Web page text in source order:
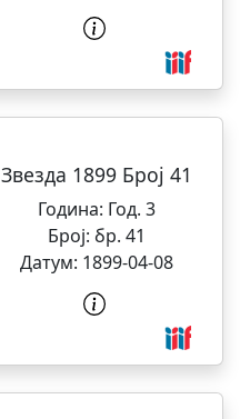
Звезда 1899 Број 41
Година: Год. 3
Број: бр. 41
Датум: 1899-04-08